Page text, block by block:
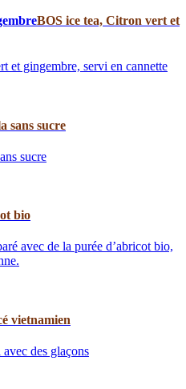
BOS ice tea, Citron vert et
et gingembre, servi en cannette
sans sucre
sucre
bio
avec de la purée d’abricot bio,
vietnamien
des glaçons